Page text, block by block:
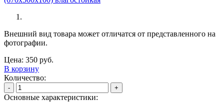
Внешний вид товара может отличатся от представленного на
фотографии.
Цена: 350 руб.
В корзину
Количество:
- +
Основные характеристики: